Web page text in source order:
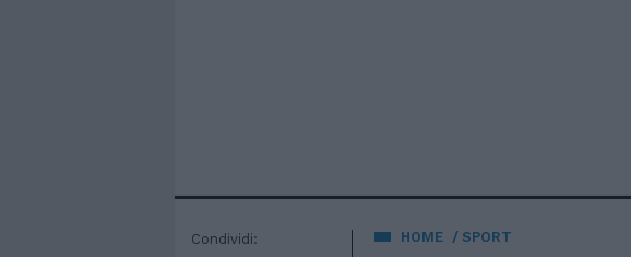
HOME SPORT
Condividi: